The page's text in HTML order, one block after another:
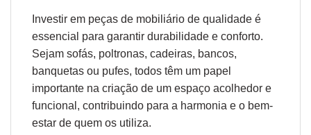
Investir em peças de mobiliário de qualidade é
essencial para garantir durabilidade e conforto.
Sejam sofás, poltronas, cadeiras, bancos,
banquetas ou pufes, todos têm um papel
importante na criação de um espaço acolhedor e
funcional, contribuindo para a harmonia e o bem-
estar de quem os utiliza.